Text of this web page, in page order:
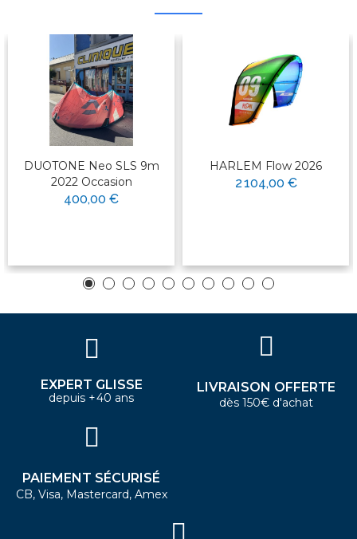
DUOTONE Neo SLS 9m
2022 Occasion
400,00 €
HARLEM Flow 2026
2 104,00 €
EXPERT GLISSE
depuis +40 ans
LIVRAISON OFFERTE
dès 150€ d'achat
PAIEMENT SÉCURISÉ
CB, Visa, Mastercard, Amex